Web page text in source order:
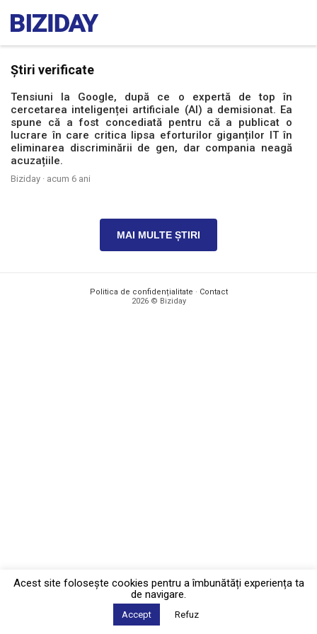
Știri verificate
Tensiuni la Google, după ce o expertă de top în
cercetarea inteligenței artificiale (AI) a demisionat. Ea
spune că a fost concediată pentru că a publicat o
lucrare în care critica lipsa eforturilor giganților IT în
eliminarea discriminării de gen, dar compania neagă
acuzațiile.
Biziday · acum 6 ani
MAI MULTE ȘTIRI
Politica de confidențialitate · Contact
2026 © Biziday
Acest site foloseşte cookies pentru a îmbunătăți experiența ta
de navigare.
Accept Refuz